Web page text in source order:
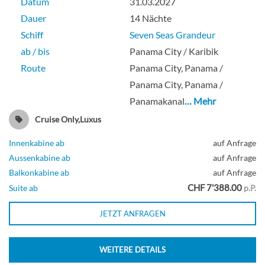
Deck 6
Suite
Regent Suite-[RS]
Deck 14
Suite
Signature Suite-[SG]
Dauer
14 Nächte
Schiff
Seven Seas Grandeur
ab / bis
Panama City / Karibik
Route
Panama City, Panama /
Panama City, Panama /
Panamakanal… Mehr
Cruise Only,Luxus
Innenkabine ab
auf Anfrage
Aussenkabine ab
auf Anfrage
Balkonkabine ab
auf Anfrage
Suite ab
CHF 7'388.00 p.P.
JETZT ANFRAGEN
WEITERE DETAILS